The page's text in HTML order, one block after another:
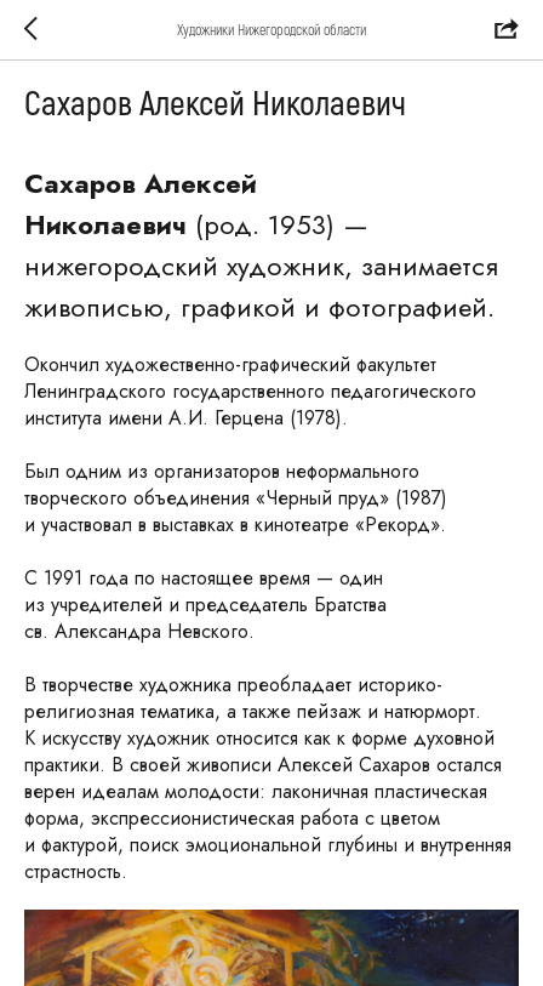
Художники Нижегородской области
Сахаров Алексей Николаевич
Сахаров Алексей
Николаевич (род. 1953) —
нижегородский художник, занимается
живописью, графикой и фотографией.
Окончил художественно-графический факультет
Ленинградского государственного педагогического
института имени А.И. Герцена (1978).
Был одним из организаторов неформального
творческого объединения «Черный пруд» (1987)
и участвовал в выставках в кинотеатре «Рекорд».
С 1991 года по настоящее время — один
из учредителей и председатель Братства
св. Александра Невского.
В творчестве художника преобладает историко-
религиозная тематика, а также пейзаж и натюрморт.
К искусству художник относится как к форме духовной
практики. В своей живописи Алексей Сахаров остался
верен идеалам молодости: лаконичная пластическая
форма, экспрессионистическая работа с цветом
и фактурой, поиск эмоциональной глубины и внутренняя
страстность.